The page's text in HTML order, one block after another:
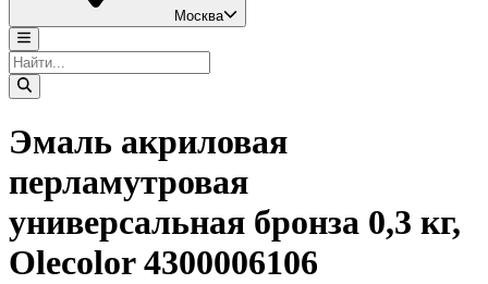
Москва
Эмаль акриловая
перламутровая
универсальная бронза 0,3 кг,
Olecolor 4300006106